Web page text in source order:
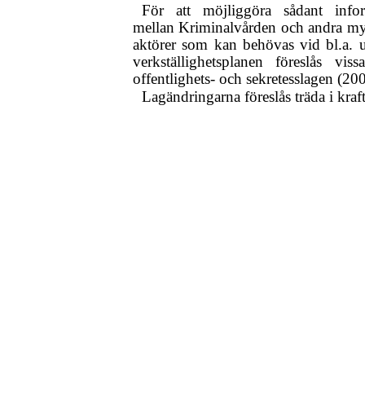
För att möjliggöra sådant
mellan Kriminalvården och andra
aktörer som kan behövas vid bl.a.
verkställighetsplanen föreslås
offentlighets- och sekretesslagen
Lagändringarna föreslås träda i